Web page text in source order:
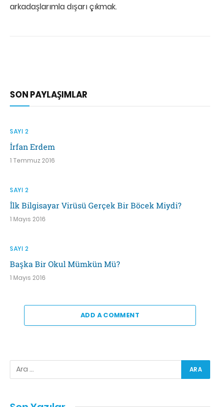
arkadaşlarımla dışarı çıkmak.
SON PAYLAŞIMLAR
SAYI 2
İrfan Erdem
1 Temmuz 2016
SAYI 2
İlk Bilgisayar Virüsü Gerçek Bir Böcek Miydi?
1 Mayıs 2016
SAYI 2
Başka Bir Okul Mümkün Mü?
1 Mayıs 2016
ADD A COMMENT